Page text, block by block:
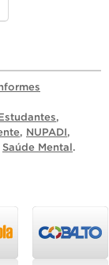
,
, NUPADI,
Saúde Mental.